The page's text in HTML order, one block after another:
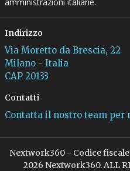
Indirizzo
Via Moretto da Brescia, 22
Milano - Italia
CAP 20133
Contatti
Contatta il nostro team
Nextwork360 - Codice
2026 Nextwork360. ALL